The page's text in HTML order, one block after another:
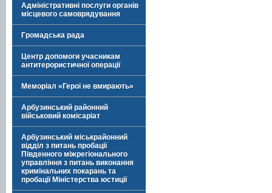
Адміністративні послуги органів
місцевого самоврядування
Громадська рада
Центр допомоги учасникам
антитерористичної операції
Меморіал «Герої не вмирають»
Арбузинський районний
військовий комісаріат
Арбузинський міськрайонний
відділ з питань пробації
Південного міжрегіонального
управління з питань виконання
кримінальних покарань та
пробації Міністерства юстиції